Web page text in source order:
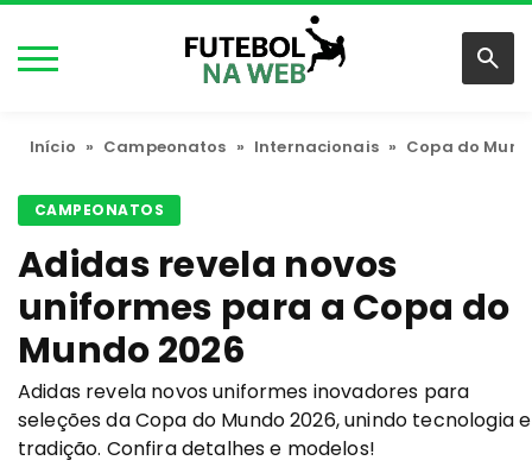
Início » Campeonatos » Internacionais » Copa do
CAMPEONATOS
Adidas revela novos
uniformes para a Copa do
Mundo 2026
Adidas revela novos uniformes inovadores para
seleções da Copa do Mundo 2026, unindo tecnologia e
tradição. Confira detalhes e modelos!